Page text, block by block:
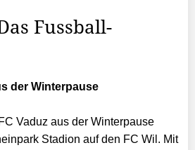
Fussball-
der Winterpause
Vaduz aus der Winterpause
Stadion auf den FC Wil. Mit